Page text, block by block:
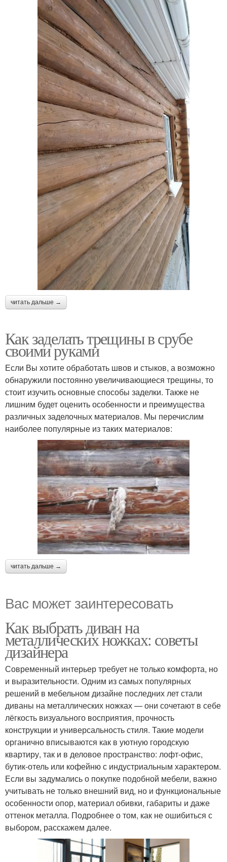
читать дальше →
Как заделать трещины в срубе
своими руками
Если Вы хотите обработать швов и стыков, а возможно
обнаружили постоянно увеличивающиеся трещины, то
стоит изучить основные способы заделки. Также не
лишним будет оценить особенности и преимущества
различных заделочных материалов. Мы перечислим
наиболее популярные из таких материалов:
читать дальше →
Вас может заинтересовать
Как выбрать диван на
металлических ножках: советы
дизайнера
Современный интерьер требует не только комфорта, но
и выразительности. Одним из самых популярных
решений в мебельном дизайне последних лет стали
диваны на металлических ножках — они сочетают в себе
лёгкость визуального восприятия, прочность
конструкции и универсальность стиля. Такие модели
органично вписываются как в уютную городскую
квартиру, так и в деловое пространство: лофт-офис,
бутик-отель или кофейню с индустриальным характером.
Если вы задумались о покупке подобной мебели, важно
учитывать не только внешний вид, но и функциональные
особенности опор, материал обивки, габариты и даже
оттенок металла. Подробнее о том, как не ошибиться с
выбором, расскажем далее.